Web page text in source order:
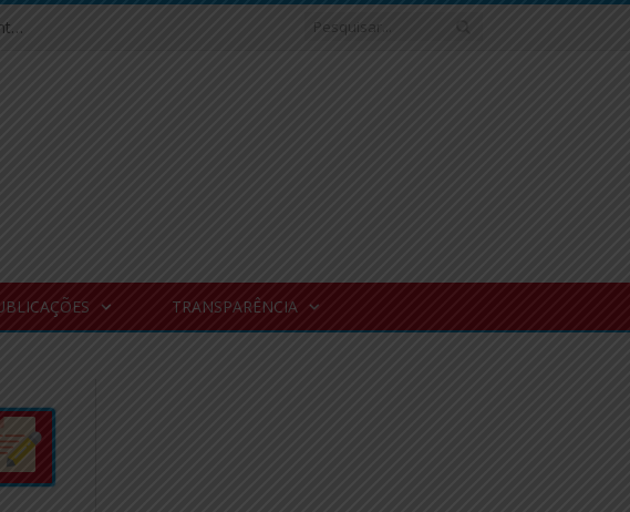
Vigia de Nazaré Lança seu 1º Plano Municipal de Segurança Alimentar e Nutricional Sustentável
TRANSPARÊNCIA